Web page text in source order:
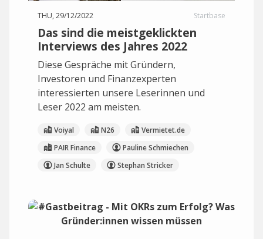
THU, 29/12/2022 Startbase
Das sind die meistgeklickten
Interviews des Jahres 2022
Diese Gespräche mit Gründern,
Investoren und Finanzexperten
interessierten unsere Leserinnen und
Leser 2022 am meisten.
Voiyal N26
Vermietet.de
PAIR Finance
Pauline Schmiechen
Jan Schulte
Stephan Stricker